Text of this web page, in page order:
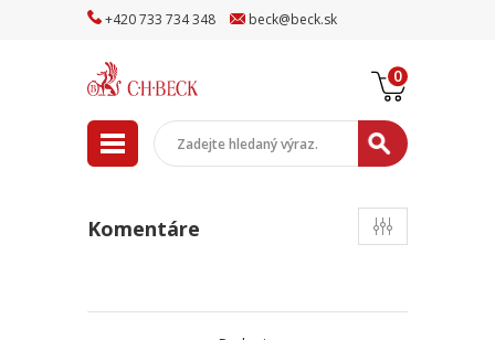
+420733 734348 beck@beck.sk
0
Komentáre